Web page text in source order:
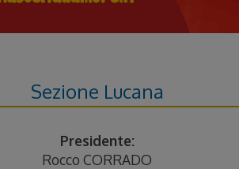
Sezione Lucana
Presidente:
Rocco CORRADO